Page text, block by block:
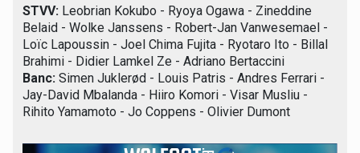
STVV: Leobrian Kokubo - Ryoya Ogawa - Zineddine
Belaid - Wolke Janssens - Robert-Jan Vanwesemael -
Loïc Lapoussin - Joel Chima Fujita - Ryotaro Ito - Billal
Brahimi - Didier Lamkel Ze - Adriano Bertaccini
Banc: Simen Juklerød - Louis Patris - Andres Ferrari -
Jay-David Mbalanda - Hiiro Komori - Visar Musliu -
Rihito Yamamoto - Jo Coppens - Olivier Dumont